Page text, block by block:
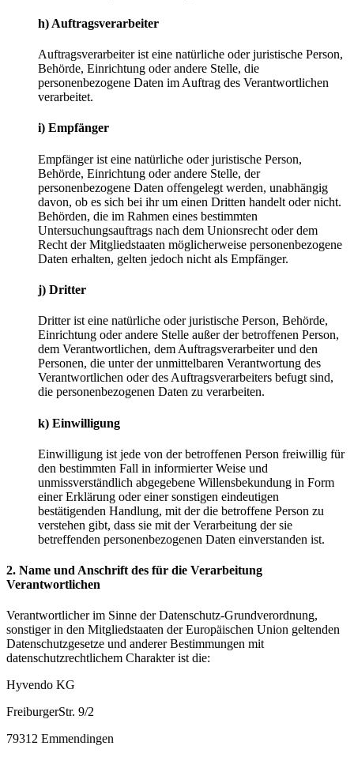
h) Auftragsverarbeiter
Auftragsverarbeiter ist eine natürliche oder juristische Person,
Behörde, Einrichtung oder andere Stelle, die
personenbezogene Daten im Auftrag des Verantwortlichen
verarbeitet.
i) Empfänger
Empfänger ist eine natürliche oder juristische Person,
Behörde, Einrichtung oder andere Stelle, der
personenbezogene Daten offengelegt werden, unabhängig
davon, ob es sich bei ihr um einen Dritten handelt oder nicht.
Behörden, die im Rahmen eines bestimmten
Untersuchungsauftrags nach dem Unionsrecht oder dem
Recht der Mitgliedstaaten möglicherweise personenbezogene
Daten erhalten, gelten jedoch nicht als Empfänger.
j) Dritter
Dritter ist eine natürliche oder juristische Person, Behörde,
Einrichtung oder andere Stelle außer der betroffenen Person,
dem Verantwortlichen, dem Auftragsverarbeiter und den
Personen, die unter der unmittelbaren Verantwortung des
Verantwortlichen oder des Auftragsverarbeiters befugt sind,
die personenbezogenen Daten zu verarbeiten.
k) Einwilligung
Einwilligung ist jede von der betroffenen Person freiwillig für
den bestimmten Fall in informierter Weise und
unmissverständlich abgegebene Willensbekundung in Form
einer Erklärung oder einer sonstigen eindeutigen
bestätigenden Handlung, mit der die betroffene Person zu
verstehen gibt, dass sie mit der Verarbeitung der sie
betreffenden personenbezogenen Daten einverstanden ist.
2. Name und Anschrift des für die Verarbeitung
Verantwortlichen
Verantwortlicher im Sinne der Datenschutz-Grundverordnung,
sonstiger in den Mitgliedstaaten der Europäischen Union geltenden
Datenschutzgesetze und anderer Bestimmungen mit
datenschutzrechtlichem Charakter ist die:
Hyvendo KG
FreiburgerStr. 9/2
79312 Emmendingen